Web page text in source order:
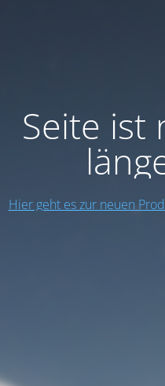
Seite ist
Hier geht es zur neuen